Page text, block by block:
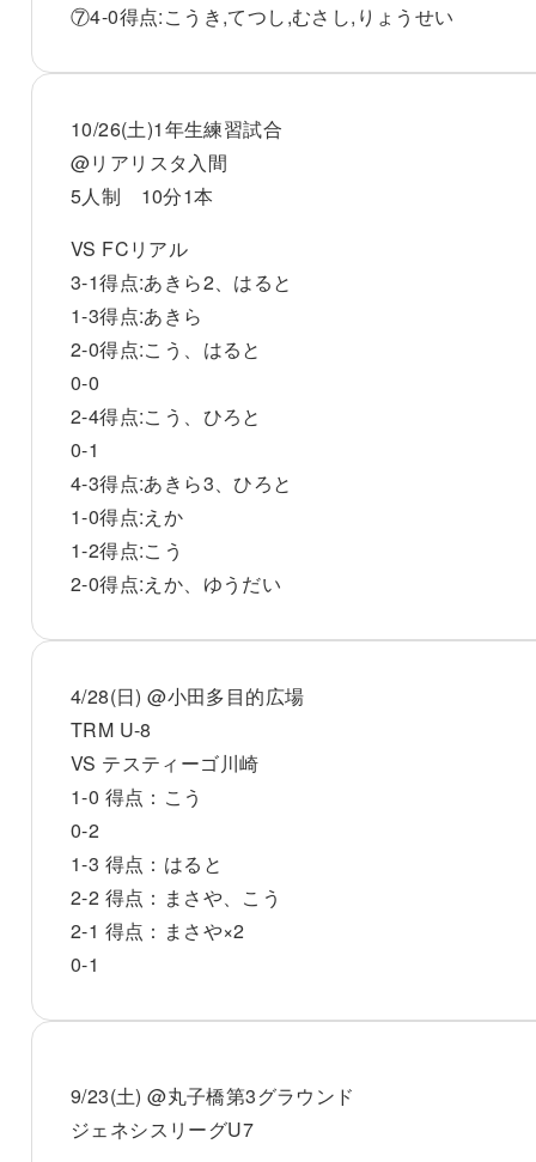
⑦4-0得点:こうき,てつし,むさし,りょうせい
10/26(土)1年生練習試合
@リアリスタ入間
5人制 10分1本
VS FCリアル
3-1得点:あきら2、はると
1-3得点:あきら
2-0得点:こう、はると
0-0
2-4得点:こう、ひろと
0-1
4-3得点:あきら3、ひろと
1-0得点:えか
1-2得点:こう
2-0得点:えか、ゆうだい
4/28(日) @小田多目的広場
TRM U-8
VS テスティーゴ川崎
1-0 得点：こう
0-2
1-3 得点：はると
2-2 得点：まさや、こう
2-1 得点：まさや×2
0-1
9/23(土) @丸子橋第3グラウンド
ジェネシスリーグU7